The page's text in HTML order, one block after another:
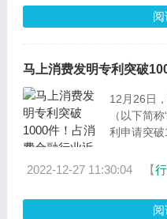
马上消费发明专利突破
12月26日
（以下简
利申请突破
2022-12-27 11:30:04 【